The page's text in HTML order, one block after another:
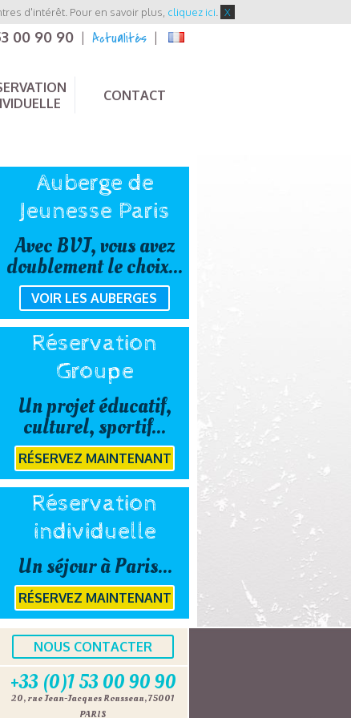
d'intérêt. Pour en savoir plus, cliquez ici X
00 90 90 Actualités
CONTACT
Auberge de
Jeunesse Paris
Avec BVJ, vous avez
doublement le choix...
VOIR LES AUBERGES
Réservation
Groupe
Un projet éducatif,
culturel, sportif...
RÉSERVEZ MAINTENANT
Réservation
individuelle
Un séjour à Paris...
RÉSERVEZ MAINTENANT
NOUS CONTACTER
+33 (0)1 53 00 90 90
20, rue Jean-Jacques Rousseau, 75001
PARIS